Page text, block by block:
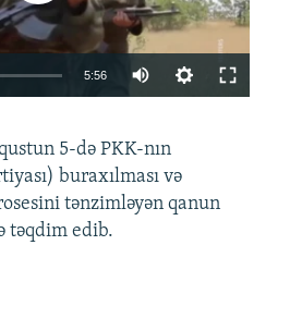
360p 480p
1080p
5:56
360p
480p
5-də PKK-nın
buraxılması və
tənzimləyən qanun
təqdim edib.